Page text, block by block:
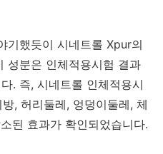
기했듯이 시네트롤 Xpur의
성분은 인체적용시험 결과
. 즉, 시네트롤 인체적용시
, 허리둘레, 엉덩이둘레, 체
된 효과가 확인되었습니다.